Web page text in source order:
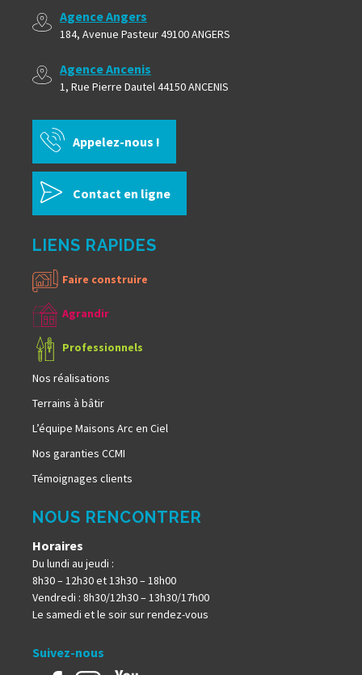
Agence Angers
184, Avenue Pasteur 49100 ANGERS
Agence Ancenis
1, Rue Pierre Dautel 44150 ANCENIS
Appelez-nous !
Contact en ligne
LIENS RAPIDES
Faire construire
Agrandir
Professionnels
Nos réalisations
Terrains à bâtir
L’équipe Maisons Arc en Ciel
Nos garanties CCMI
Témoignages clients
NOUS RENCONTRER
Horaires
Du lundi au jeudi :
8h30 – 12h30 et 13h30 – 18h00
Vendredi : 8h30/12h30 – 13h30/17h00
Le samedi et le soir sur rendez-vous
Suivez-nous